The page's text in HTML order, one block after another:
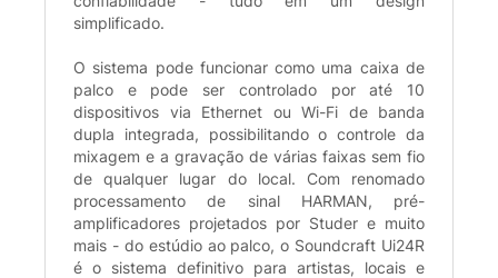
simplificado.
O sistema pode funcionar como uma caixa de
palco e pode ser controlado por até 10
dispositivos via Ethernet ou Wi-Fi de banda
dupla integrada, possibilitando o controle da
mixagem e a gravação de várias faixas sem fio
de qualquer lugar do local. Com renomado
processamento de sinal HARMAN, pré-
amplificadores projetados por Studer e muito
mais - do estúdio ao palco, o Soundcraft Ui24R
é o sistema definitivo para artistas, locais e